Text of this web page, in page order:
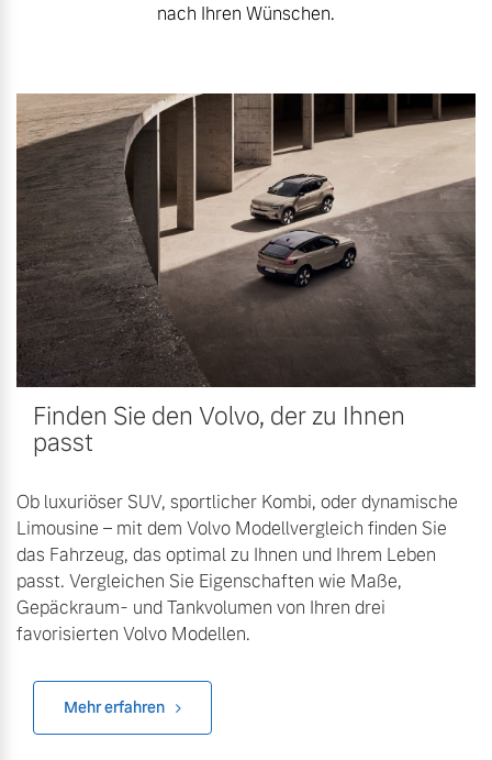
nach Ihren Wünschen.
Finden Sie den Volvo, der zu Ihnen
passt
Ob luxuriöser SUV, sportlicher Kombi, oder dynamische
Limousine – mit dem Volvo Modellvergleich finden Sie
das Fahrzeug, das optimal zu Ihnen und Ihrem Leben
passt. Vergleichen Sie Eigenschaften wie Maße,
Gepäckraum- und Tankvolumen von Ihren drei
favorisierten Volvo Modellen.
Mehr erfahren